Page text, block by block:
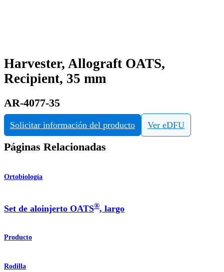
Harvester, Allograft OATS,
Recipient, 35 mm
AR-4077-35
Solicitar información del producto Ver eDFU
Páginas Relacionadas
Ortobiología
Set de aloinjerto OATS®, largo
Producto
Rodilla